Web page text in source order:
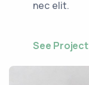
nec elit.
See Project